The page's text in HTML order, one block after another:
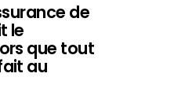
de
le
que tout
au